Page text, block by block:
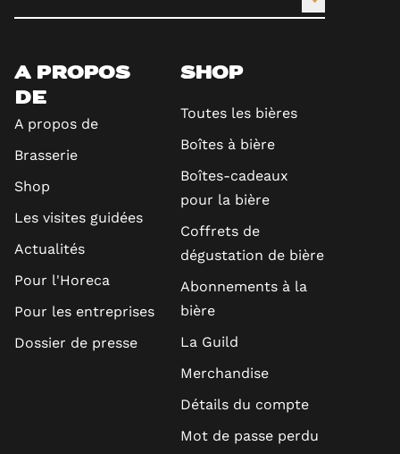
A PROPOS
DE
A propos de
Brasserie
Shop
Les visites guidées
Actualités
Pour l'Horeca
Pour les entreprises
Dossier de presse
SHOP
Toutes les bières
Boîtes à bière
Boîtes-cadeaux
pour la bière
Coffrets de
dégustation de bière
Abonnements à la
bière
La Guild
Merchandise
Détails du compte
Mot de passe perdu